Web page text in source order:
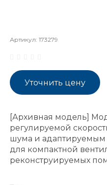
Артикул: 173279
Уточнить цену
[Архивная модель]
регулируемой
шума и адаптируемым
для компактной
реконструируемых